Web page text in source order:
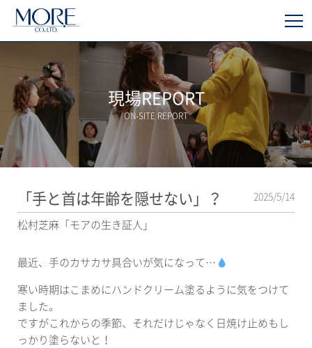
現場REPORT
ON-SITE REPORT
2025/5/14
「手と首は年齢を隠せない」？
松村芝麻「モアの生き証人」
最近、手のカサカサ具合いが気になって…
寒い時期はこまめにハンドクリーム塗るように気をつけて
ました。
ですがこれからの季節、それだけじゃなく日焼け止めもし
っかり塗らないと！